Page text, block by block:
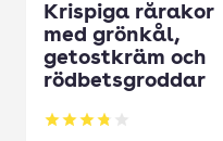
Krispiga rårakor
med grönkål,
getostkräm och
rödbetsgroddar
Betyg: 3.77 av 5